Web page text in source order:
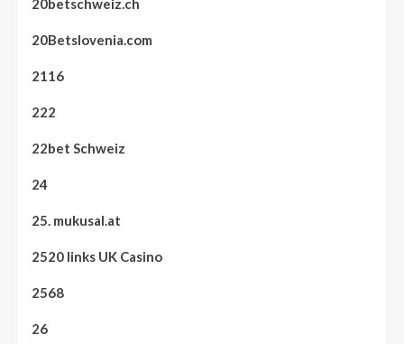
20betschweiz.ch
20Betslovenia.com
2116
222
22bet Schweiz
24
25. mukusal.at
2520 links UK Casino
2568
26